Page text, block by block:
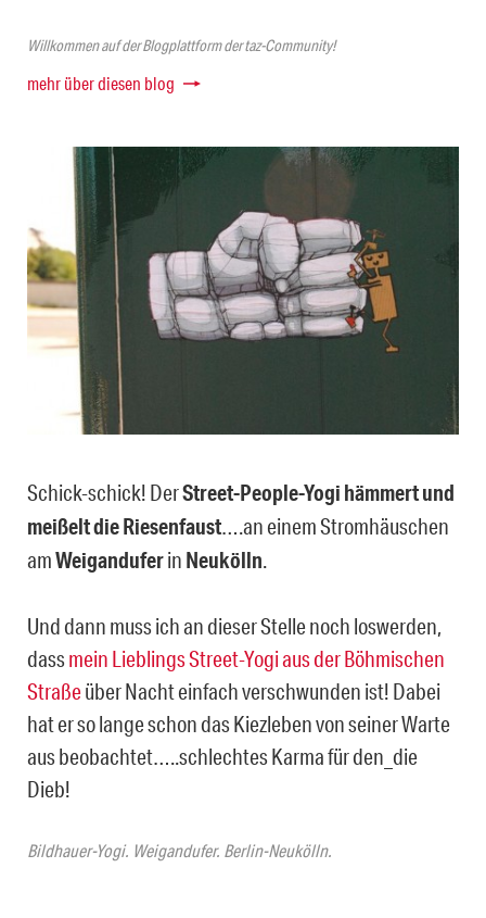
Willkommen auf der Blogplattform der taz-Community!
mehr über diesen blog
Bildhauer-Yogi. Weigandufer. Berlin-Neukölln.
Schick-schick! DerStreet-People-Yogi hämmert und
meißelt die Riesenfaust….an einem Stromhäuschen
amWeiganduferin Neukölln.
Und dann muss ich an dieser Stelle noch loswerden,
dassmein Lieblings Street-Yogi aus der Böhmischen
Straßeüber Nacht einfach verschwunden ist! Dabei
hat er so lange schon das Kiezleben von seiner Warte
aus beobachtet…..schlechtes Karma für den_die
Dieb!